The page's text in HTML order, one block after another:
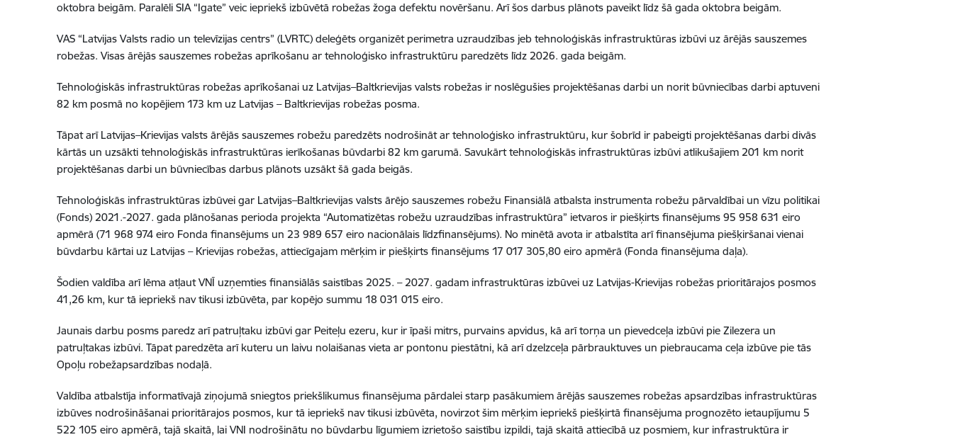
oktobra beigām. Paralēli SIA “Igate” veic iepriekš izbūvētā robežas žoga defektu novēršanu. Arī šos darbus plānots paveikt līdz šā gada oktobra beigām.
VAS “Latvijas Valsts radio un televīzijas centrs” (LVRTC) deleģēts organizēt perimetra uzraudzības jeb tehnoloģiskās infrastruktūras izbūvi uz ārējās sauszemes
robežas. Visas ārējās sauszemes robežas aprīkošanu ar tehnoloģisko infrastruktūru paredzēts līdz 2026. gada beigām.
Tehnoloģiskās infrastruktūras robežas aprīkošanai uz Latvijas–Baltkrievijas valsts robežas ir noslēgušies projektēšanas darbi un norit būvniecības darbi aptuveni
82 km posmā no kopējiem 173 km uz Latvijas – Baltkrievijas robežas posma.
Tāpat arī Latvijas–Krievijas valsts ārējās sauszemes robežu paredzēts nodrošināt ar tehnoloģisko infrastruktūru, kur šobrīd ir pabeigti projektēšanas darbi divās
kārtās un uzsākti tehnoloģiskās infrastruktūras ierīkošanas būvdarbi 82 km garumā. Savukārt tehnoloģiskās infrastruktūras izbūvi atlikušajiem 201 km norit
projektēšanas darbi un būvniecības darbus plānots uzsākt šā gada beigās.
Tehnoloģiskās infrastruktūras izbūvei gar Latvijas–Baltkrievijas valsts ārējo sauszemes robežu Finansiālā atbalsta instrumenta robežu pārvaldībai un vīzu politikai
(Fonds) 2021.-2027. gada plānošanas perioda projekta “Automatizētas robežu uzraudzības infrastruktūra” ietvaros ir piešķirts finansējums 95 958 631 eiro
apmērā (71 968 974 eiro Fonda finansējums un 23 989 657 eiro nacionālais līdzfinansējums). No minētā avota ir atbalstīta arī finansējuma piešķiršanai vienai
būvdarbu kārtai uz Latvijas – Krievijas robežas, attiecīgajam mērķim ir piešķirts finansējums 17 017 305,80 eiro apmērā (Fonda finansējuma daļa).
Šodien valdība arī lēma atļaut VNĪ uzņemties finansiālās saistības 2025. – 2027. gadam infrastruktūras izbūvei uz Latvijas-Krievijas robežas prioritārajos posmos
41,26 km, kur tā iepriekš nav tikusi izbūvēta, par kopējo summu 18 031 015 eiro.
Jaunais darbu posms paredz arī patruļtaku izbūvi gar Peiteļu ezeru, kur ir īpaši mitrs, purvains apvidus, kā arī torņa un pievedceļa izbūvi pie Zilezera un
patruļtakas izbūvi. Tāpat paredzēta arī kuteru un laivu nolaišanas vieta ar pontonu piestātni, kā arī dzelzceļa pārbrauktuves un piebraucama ceļa izbūve pie tās
Opoļu robežapsardzības nodaļā.
Valdība atbalstīja informatīvajā ziņojumā sniegtos priekšlikumus finansējuma pārdalei starp pasākumiem ārējās sauszemes robežas apsardzības infrastruktūras
izbūves nodrošināšanai prioritārajos posmos, kur tā iepriekš nav tikusi izbūvēta, novirzot šim mērķim iepriekš piešķirtā finansējuma prognozēto ietaupījumu 5
522 105 eiro apmērā, tajā skaitā, lai VNI nodrošinātu no būvdarbu līgumiem izrietošo saistību izpildi, tajā skaitā attiecībā uz posmiem, kur infrastruktūra ir